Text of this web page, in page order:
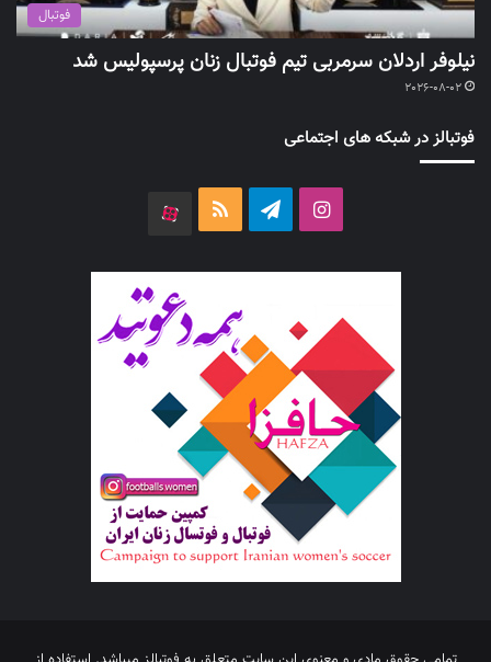
فوتبال
نیلوفر اردلان سرمربی تیم فوتبال زنان پرسپولیس شد
2026-08-02
فوتبالز در شبکه های اجتماعی
اینستاگرامتلگرام خوراک